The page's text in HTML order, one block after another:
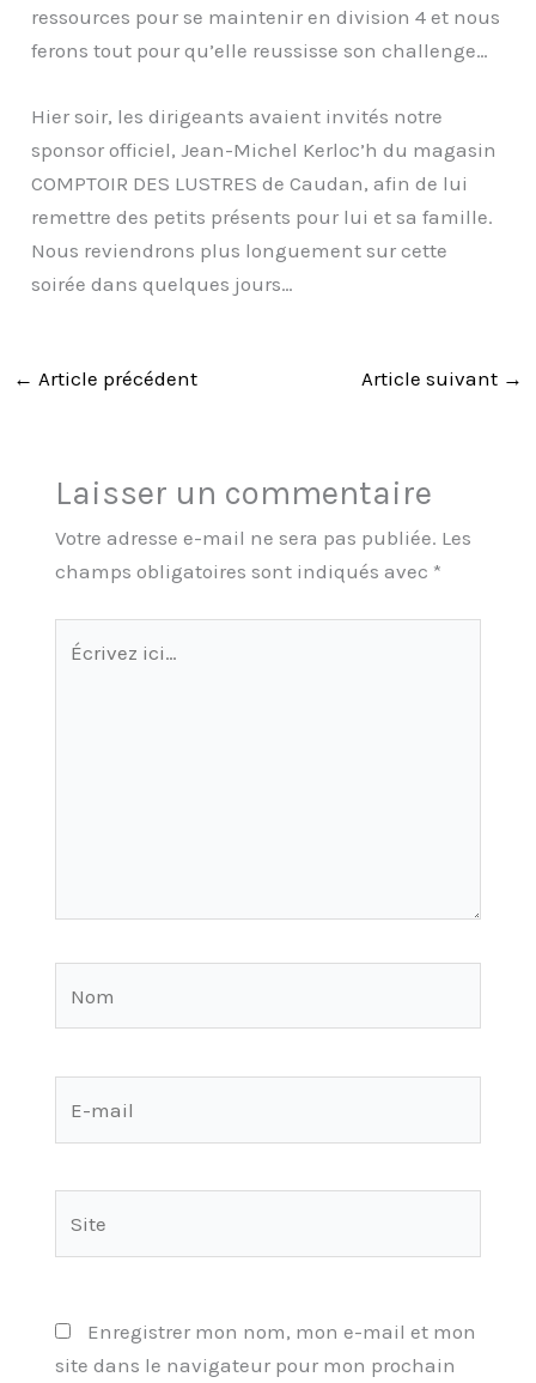
ressources pour se maintenir en division 4 et nous
ferons tout pour qu’elle reussisse son challenge…
Hier soir, les dirigeants avaient invités notre
sponsor officiel, Jean-Michel Kerloc’h du magasin
COMPTOIR DES LUSTRES de Caudan, afin de lui
remettre des petits présents pour lui et sa famille.
Nous reviendrons plus longuement sur cette
soirée dans quelques jours…
← Article précédent Article suivant →
Laisser un commentaire
Votre adresse e-mail ne sera pas publiée. Les
champs obligatoires sont indiqués avec *
ici…
Enregistrer mon nom, mon e-mail et mon
site dans le navigateur pour mon prochain